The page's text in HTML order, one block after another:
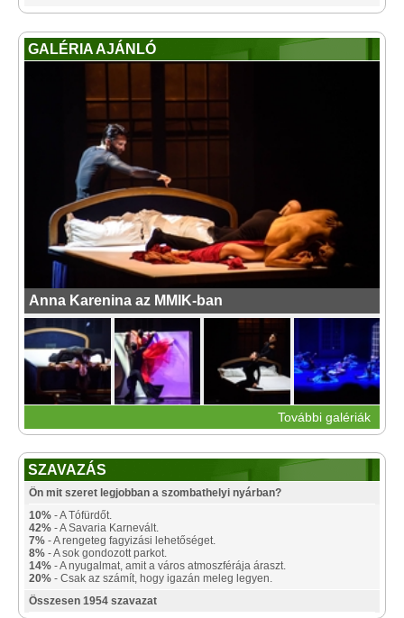
GALÉRIA AJÁNLÓ
Anna Karenina az MMIK-ban
További galériák
SZAVAZÁS
Ön mit szeret legjobban a szombathelyi nyárban?
10% - A Tófürdőt.
42% - A Savaria Karnevált.
7% - A rengeteg fagyizási lehetőséget.
8% - A sok gondozott parkot.
14% - A nyugalmat, amit a város atmoszférája áraszt.
20% - Csak az számít, hogy igazán meleg legyen.
Összesen 1954 szavazat